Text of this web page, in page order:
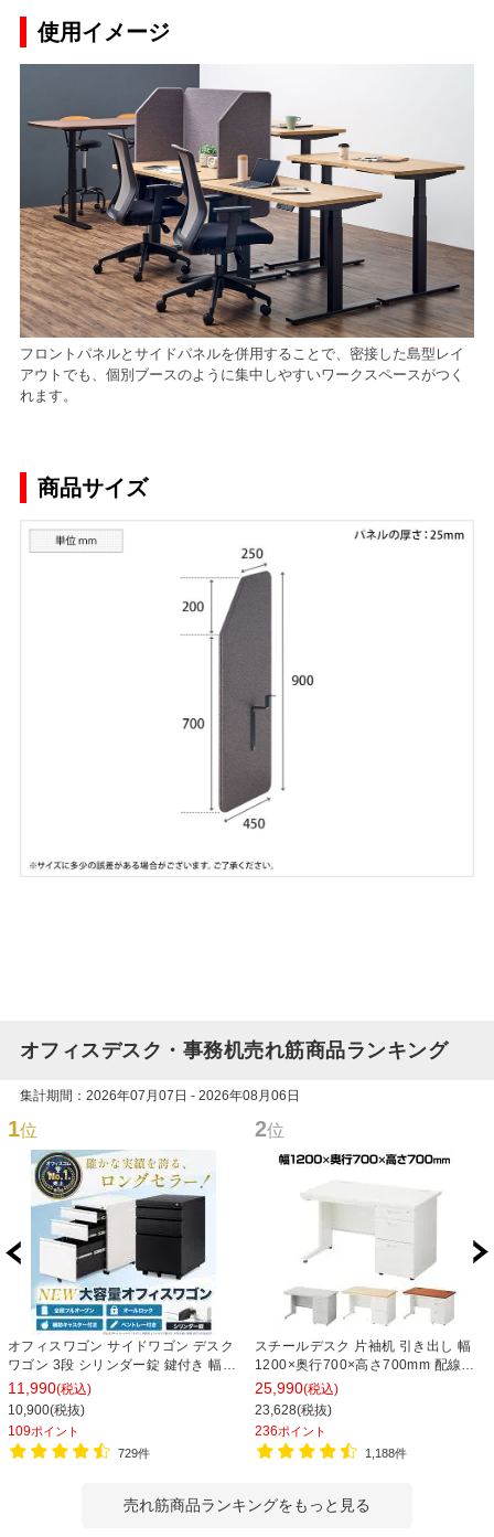
使用イメージ
フロントパネルとサイドパネルを併用することで、密接した島型レイ
アウトでも、個別ブースのように集中しやすいワークスペースがつく
れます。
商品サイズ
オフィスデスク・事務机売れ筋商品ランキング
集計期間：2026年07月07日 - 2026年08月06日
1位
オフィスワゴン サイドワゴン デスク
ワゴン 3段 シリンダー錠 鍵付き 幅
390×奥行510×高さ600mm【ホワイ
ト・ブラック】
11,990(税込)
10,900(税抜)
109ポイント
729件
2位
スチールデスク 片袖机 引き出し 幅
1200×奥行700×高さ700mm 配線穴
事務机 ビジネスデスク
25,990(税込)
23,628(税抜)
236ポイント
1,188件
売れ筋商品ランキングをもっと見る